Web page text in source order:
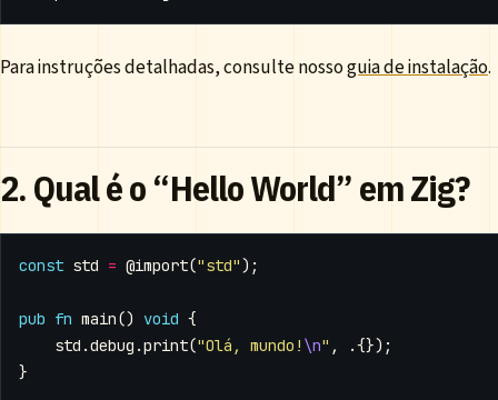
Para instruções detalhadas, consulte nossoguia de instalação.
2. Qual é o “Hello World” em Zig?
const std = @import("std");
pub fn main() void {
std .debug .print("Olá, mundo! \n" ,
.{});
}